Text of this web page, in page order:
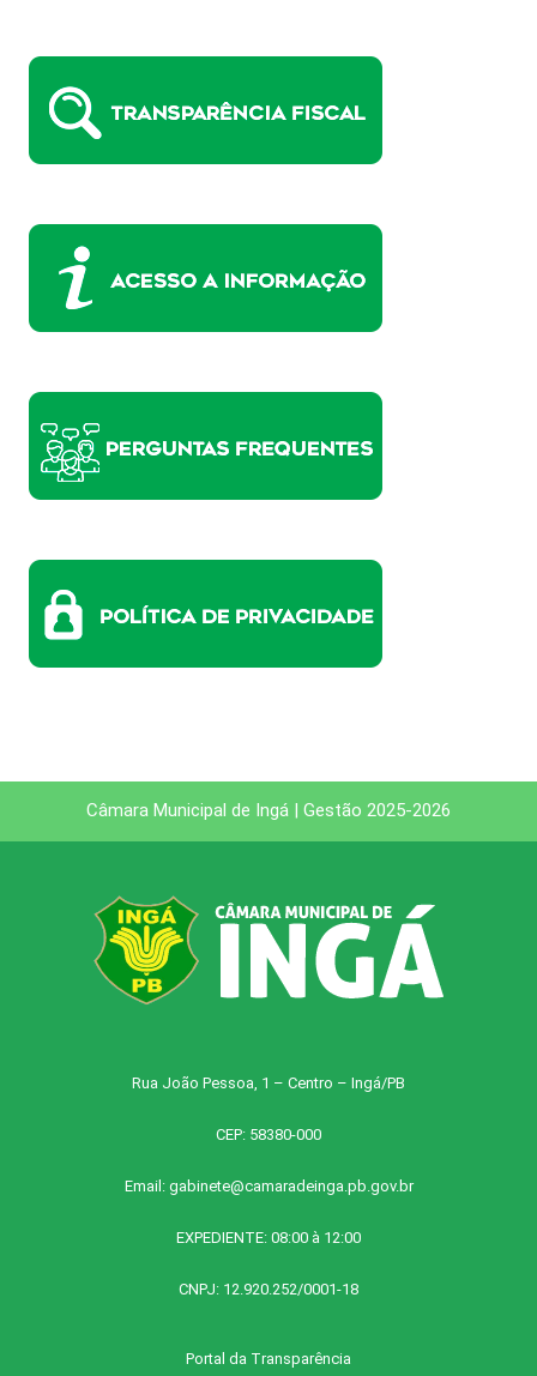
Câmara Municipal de Ingá | Gestão 2025-2026
Rua João Pessoa, 1 – Centro – Ingá/PB
CEP: 58380-000
Email: gabinete@camaradeinga.pb.gov.br
EXPEDIENTE: 08:00 à 12:00
CNPJ: 12.920.252/0001-18
Portal da Transparência